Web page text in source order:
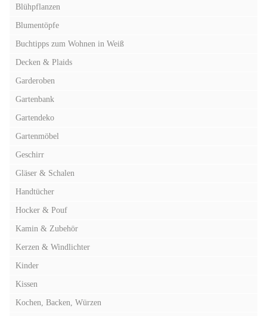
Blühpflanzen
Blumentöpfe
Buchtipps zum Wohnen in Weiß
Decken & Plaids
Garderoben
Gartenbank
Gartendeko
Gartenmöbel
Geschirr
Gläser & Schalen
Handtücher
Hocker & Pouf
Kamin & Zubehör
Kerzen & Windlichter
Kinder
Kissen
Kochen, Backen, Würzen